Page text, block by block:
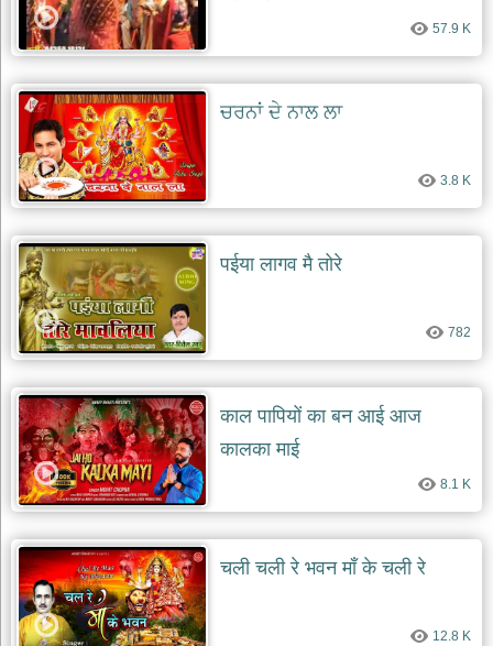
57.9 K
ਚਰਨਾਂ ਦੇ ਨਾਲ ਲਾ
3.8 K
पईया लागव मै तोरे
782
काल पापियों का बन आई आज
कालका माई
8.1 K
चली चली रे भवन माँ के चली रे
12.8 K